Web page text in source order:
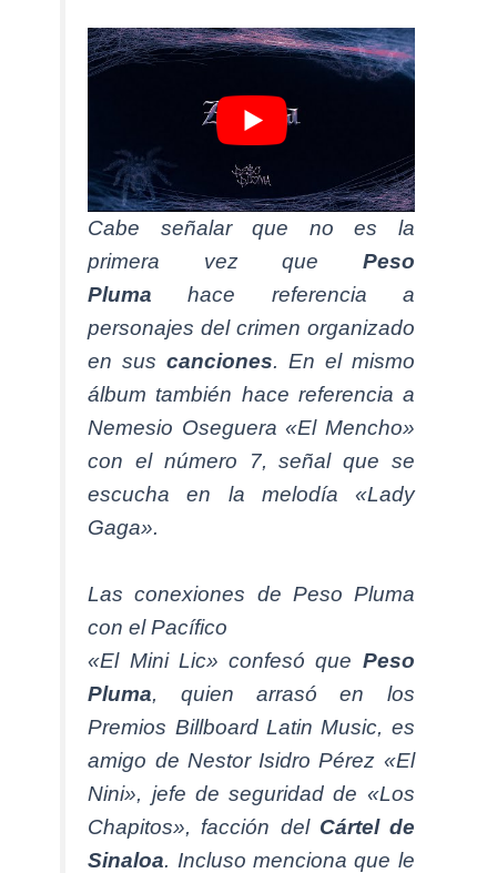
Cabe señalar que no es la
primera vez que Peso
Pluma hace referencia a
personajes del crimen organizado
en suscanciones. En el mismo
álbum también hace referencia a
Nemesio Oseguera «El Mencho»
con el número 7, señal que se
escucha en la melodía «Lady
Gaga».
Las conexiones de Peso Pluma
con el Pacífico
«El Mini Lic» confesó que Peso
Pluma, quien arrasó en los
Premios Billboard Latin Music, es
amigo de Nestor Isidro Pérez «El
Nini», jefe de seguridad de «Los
Chapitos», facción del Cártel de
Sinaloa. Incluso menciona que le